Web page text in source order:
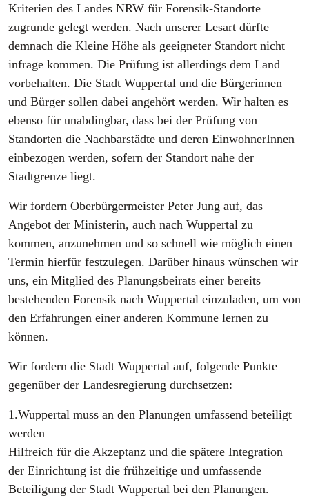
Kriterien des Landes NRW für Forensik-Standorte
zugrunde gelegt werden. Nach unserer Lesart dürfte
demnach die Kleine Höhe als geeigneter Standort nicht
infrage kommen. Die Prüfung ist allerdings dem Land
vorbehalten. Die Stadt Wuppertal und die Bürgerinnen
und Bürger sollen dabei angehört werden. Wir halten es
ebenso für unabdingbar, dass bei der Prüfung von
Standorten die Nachbarstädte und deren EinwohnerInnen
einbezogen werden, sofern der Standort nahe der
Stadtgrenze liegt.
Wir fordern Oberbürgermeister Peter Jung auf, das
Angebot der Ministerin, auch nach Wuppertal zu
kommen, anzunehmen und so schnell wie möglich einen
Termin hierfür festzulegen. Darüber hinaus wünschen wir
uns, ein Mitglied des Planungsbeirats einer bereits
bestehenden Forensik nach Wuppertal einzuladen, um von
den Erfahrungen einer anderen Kommune lernen zu
können.
Wir fordern die Stadt Wuppertal auf, folgende Punkte
gegenüber der Landesregierung durchsetzen:
1.Wuppertal muss an den Planungen umfassend beteiligt
werden
Hilfreich für die Akzeptanz und die spätere Integration
der Einrichtung ist die frühzeitige und umfassende
Beteiligung der Stadt Wuppertal bei den Planungen.